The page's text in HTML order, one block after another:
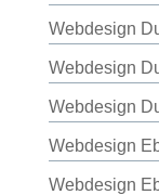
Webdesign
Webdesign
Webdesign
Webdesign
Webdesign